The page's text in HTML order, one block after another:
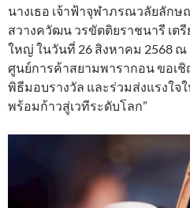
นางเธอ เจ้าฟ้าจุฬาภรณวลัยลัก
สวางควัฒน วรขัตติยราชนารี เต
ใหญ่ ในวันที่ 26 สิงหาคม 2568 ณ
ศูนย์การค้าสยามพารากอน ขอเ
พิธีมอบรางวัล และร่วมส่งแรงใ
พร้อมก้าวสู่เวทีระดับโลก”